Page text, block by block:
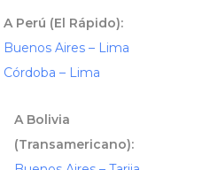
A Perú (El Rápido):
Buenos Aires – Lima
Córdoba – Lima
A Bolivia
(Transamericano):